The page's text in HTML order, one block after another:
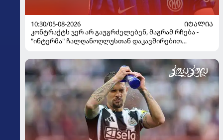
10:30/05-08-2026
ᲘᲢᲐᲚᲘᲐ
კონტრაქტს ჯერ არ გაუგრძელებენ, მაგრამ რჩება -
"ინტერმა" ჩალღანოღლუსთან დაკავშირებით